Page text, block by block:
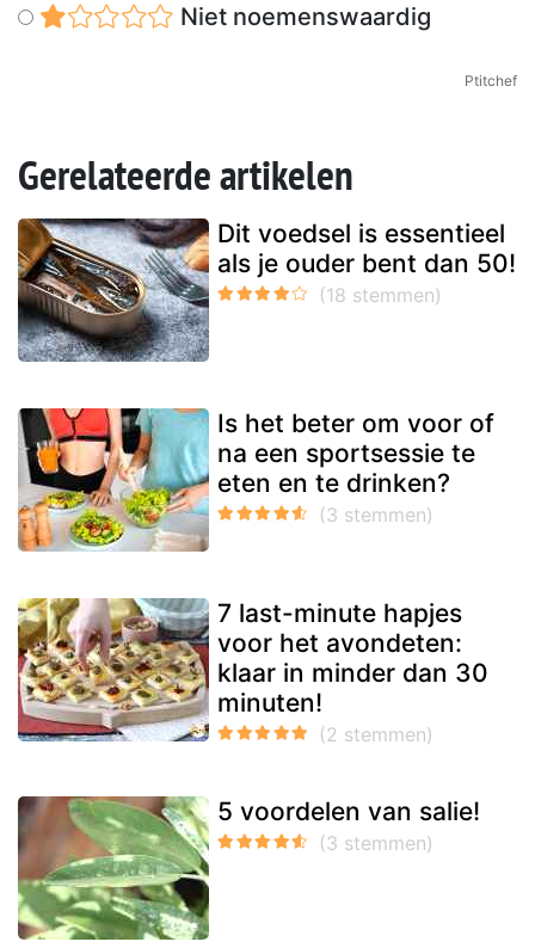
Niet noemenswaardig
Ptitchef
Gerelateerde artikelen
Dit voedsel is essentieel
als je ouder bent dan 50!
Is het beter om voor of
na een sportsessie te
eten en te drinken?
7 last-minute hapjes
voor het avondeten:
klaar in minder dan 30
minuten!
5 voordelen van salie!